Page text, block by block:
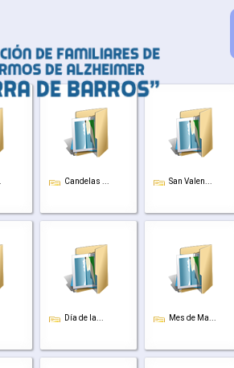
Candelas ... San Valen...
Día de la... Mes de Ma...